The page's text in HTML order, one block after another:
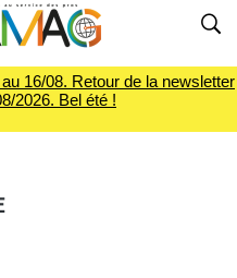
16/08. Retour de la newsletter
2026. Bel été !